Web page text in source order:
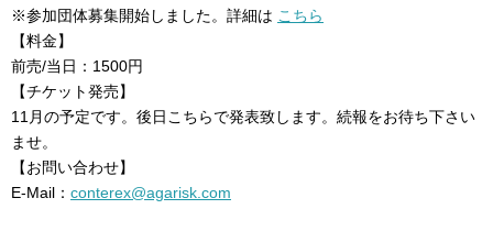
※参加団体募集開始しました。詳細は こちら
【料金】
前売/当日：1500円
【チケット発売】
11月の予定です。後日こちらで発表致します。続報をお待ち下さい
ませ。
【お問い合わせ】
E-Mail： conterex@agarisk.com